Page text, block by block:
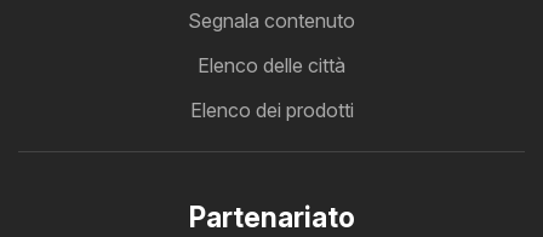
Segnala contenuto
Elenco delle città
Elenco dei prodotti
Partenariato